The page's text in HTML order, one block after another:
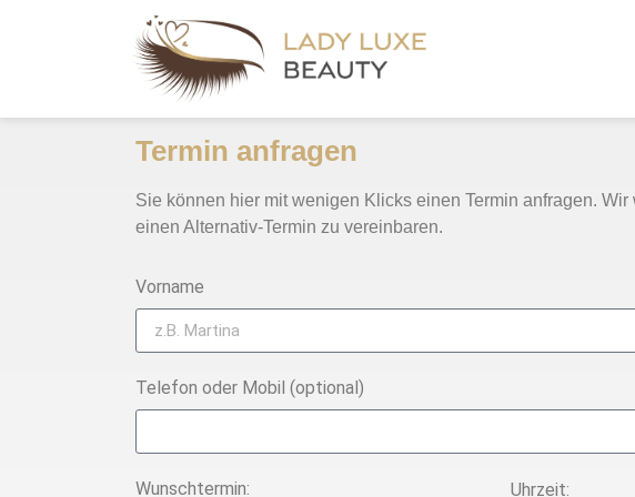
Termin anfragen
Sie können hier mit wenigen Klicks einen Termin anfragen.
einen Alternativ-Termin zu vereinbaren.
Vorname
Telefon oder Mobil (optional)
Wunschtermin: Uhrzeit: